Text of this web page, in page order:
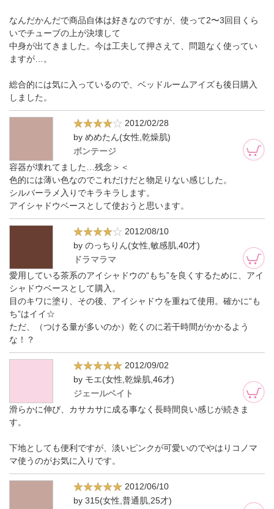
なんだかんだで商品自体は好きなのですが、使って2〜3回目くら
いでチューブの上が決壊して
中身が出てきました。今は工夫して押さえて、問題なく使ってい
ますが…。
総合的には気に入っているので、ベッドルームアイズも後日購入
しました。
2012/02/28
by めめたん(女性,乾燥肌)
ボンテージ
容器が壊れてました…残念＞＜
色的には薄い色なのでこれだけだと物足りない感じした。
シルバーラメ入りでキラキラします。
アイシャドウベースとして使おうと思います。
2012/08/10
by のっちりん(女性,敏感肌,40才)
ドラマラマ
愛用している茶系のアイシャドウの“もち”を良くするために、アイ
シャドウベースとして購入。
目のキワに塗り、その後、アイシャドウを重ねて使用。確かに“も
ち”はイイ☆
ただ、（つける量が多いのか）乾くのに若干時間がかかるよう
な！？
2012/09/02
by モエ(女性,乾燥肌,46才)
ジェールベイト
滑らかに伸び、カサカサに成る事なく長時間良い感じが続きま
す。
下地としても便利ですが、淡いピンクが可愛いのでやはりコノマ
マ使うのがお気に入りです。
2012/06/10
by 315(女性,普通肌,25才)